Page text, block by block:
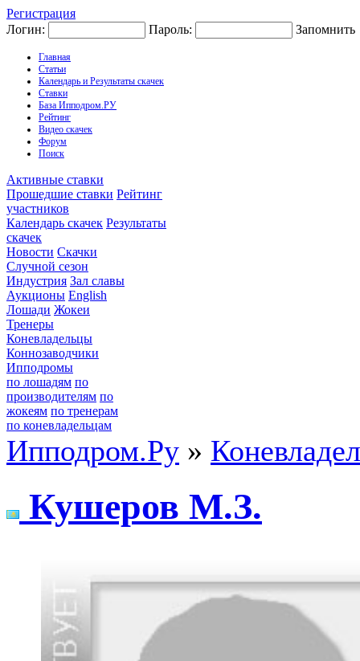
Регистрация
Логин:
Пароль: Запомнить
Главная
Статьи
Календарь и Результаты скачек
Ставки
База Ипподром.РУ
Рейтинг
Видео скачек
Форум
Поиск
Активные ставки
Прошедшие ставки Рейтинг
участников
Календарь скачек Результаты
скачек
Новости Скачки
Случной сезон
Индустрия Зал славы
Аукционы English
Лошади Жокеи
Тренеры
Коневладельцы
Коннозаводчики
Ипподромы
по лошадям по
производителям по
жокеям по тренерам
по коневладельцам
Ипподром.Ру »
Кушеpов M.З.